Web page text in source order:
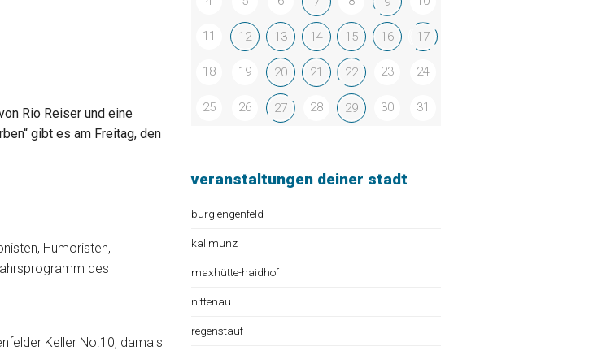
Rio Reiser und eine
gibt es am Freitag, den
Humoristen,
des
Keller No.10, damals
11 12 13 14 15 16 17
18 19 20 21 22 23 24
25 26 27 28 29 30 31
veranstaltungen deiner stadt
burglengenfeld
kallmünz
maxhütte-haidhof
nittenau
regenstauf